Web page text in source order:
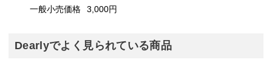
一般小売価格 3,000円
Dearlyでよく見られている商品